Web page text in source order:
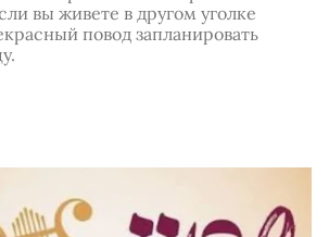
вы живете в другом уголке
повод запланировать